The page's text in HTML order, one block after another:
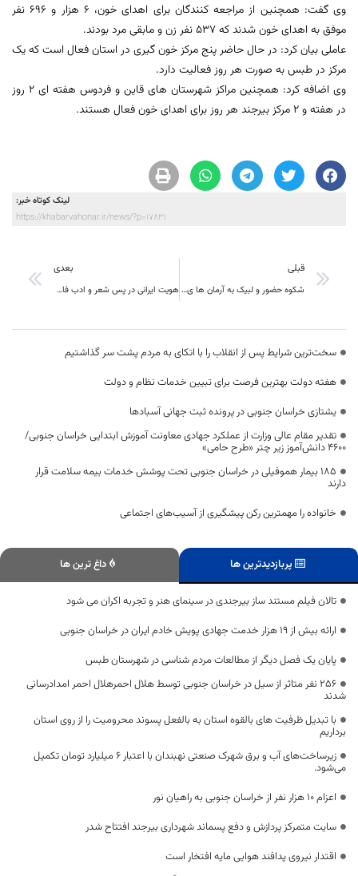
وی گفت: همچنین از مراجعه کنندگان برای اهدای خون، 6 هزار و 696 نفر
موفق به اهدای خون شدند که 537 نفر زن و مابقی مرد بودند.
عاملی بیان کرد: در حال حاضر پنج مرکز خون گیری در استان فعال است که یک
مرکز در طبس به صورت هر روز فعالیت دارد.
وی اضافه کرد: همچنین مراکز شهرستان های قاین و فردوس هفته ای 2 روز
در هفته و 2 مرکز بیرجند هر روز برای اهدای خون فعال هستند.
لینک کوتاه خبر:
https://khabarvahonar.ir/news/?p=17831
قبلی
شکوه حضور و لبیک به آرمان ها ی انقلاب در تشیع پیکر مطهر شهید لکزایی
بعدی
هویت ایرانی در پس شعر و ادب فارسی می درخشد
سخت‌ترین شرایط پس از انقلاب را با اتکای به مردم پشت سر گذاشتیم
هفته دولت بهترین فرصت برای تبیین خدمات نظام و دولت
یشتازی خراسان جنوبی در پرونده ثبت جهانی آسبادها
تقدیر مقام عالی وزارت از عملکرد جهادی معاونت آموزش ابتدایی خراسان جنوبی/
۴۶۰۰ دانش‌آموز زیر چتر «طرح حامی»
۱۸۵ بیمار هموفیلی در خراسان جنوبی تحت پوشش خدمات بیمه سلامت قرار
دارند
خانواده را مهمترین رکن پیشگیری از آسیب‌های اجتماعی
پربازدیدترین ها داغ ترین ها
تالان فیلم مستند ساز بیرجندی در سینمای هنر و تجربه اکران می شود
ارائه بیش از ۱۹ هزار خدمت جهادی پویش خادم ایران در خراسان جنوبی
پایان یک فصل دیگر از مطالعات مردم شناسی در شهرستان طبس
۲۵۶ نفر متاثر از سیل در خراسان جنوبی توسط هلال احمرهلال احمر امدادرسانی
شدند
با تبدیل ظرفیت های بالقوه استان به بالفعل پسوند محرومیت را از روی استان
برداریم
زیرساخت‌های آب و برق شهرک صنعتی نهبندان با اعتبار ۶ میلیارد تومان تکمیل
می‌شود.
اعزام 10 هزار نفر از خراسان جنوبی به راهیان نور
سایت متمرکز پردازش و دفع پسماند شهرداری بیرجند افتتاح شدر
اقتدار نیروی پدافند هوایی مایه افتخار است